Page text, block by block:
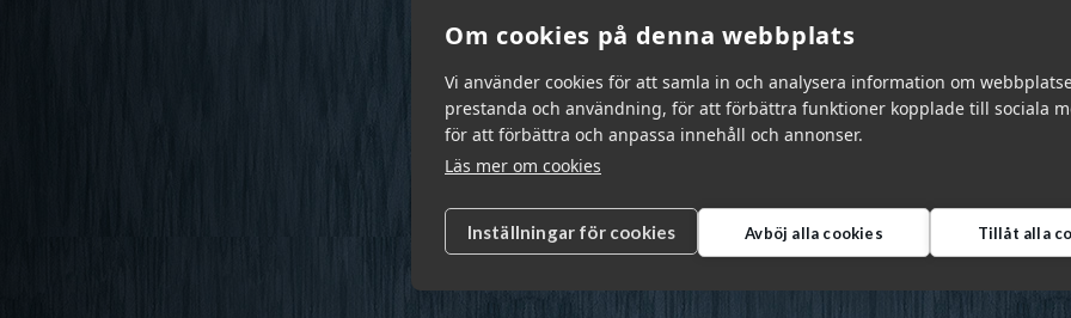
Om cookies på denna webbplats
Vi använder cookies för att samla in och analysera information om
prestanda och användning, för att förbättra funktioner kopplade till sociala
för att förbättra och anpassa innehåll och annonser.
Läs mer om cookies
Inställningar för cookies Avböj alla cookies Tillåt alla
Garnr Sverige AB © 2026 | info@garnr.se 031 - 92